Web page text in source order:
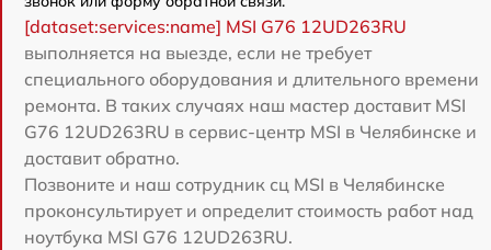
[dataset:services:name] MSI G76 12UD263RU
выполняется на выезде, если не требует
специального оборудования и длительного времени
ремонта. В таких случаях наш мастер доставит MSI
G76 12UD263RU в сервис-центр MSI в Челябинске и
доставит обратно.
Позвоните и наш сотрудник сц MSI в Челябинске
проконсультирует и определит стоимость работ над
ноутбука MSI G76 12UD263RU.